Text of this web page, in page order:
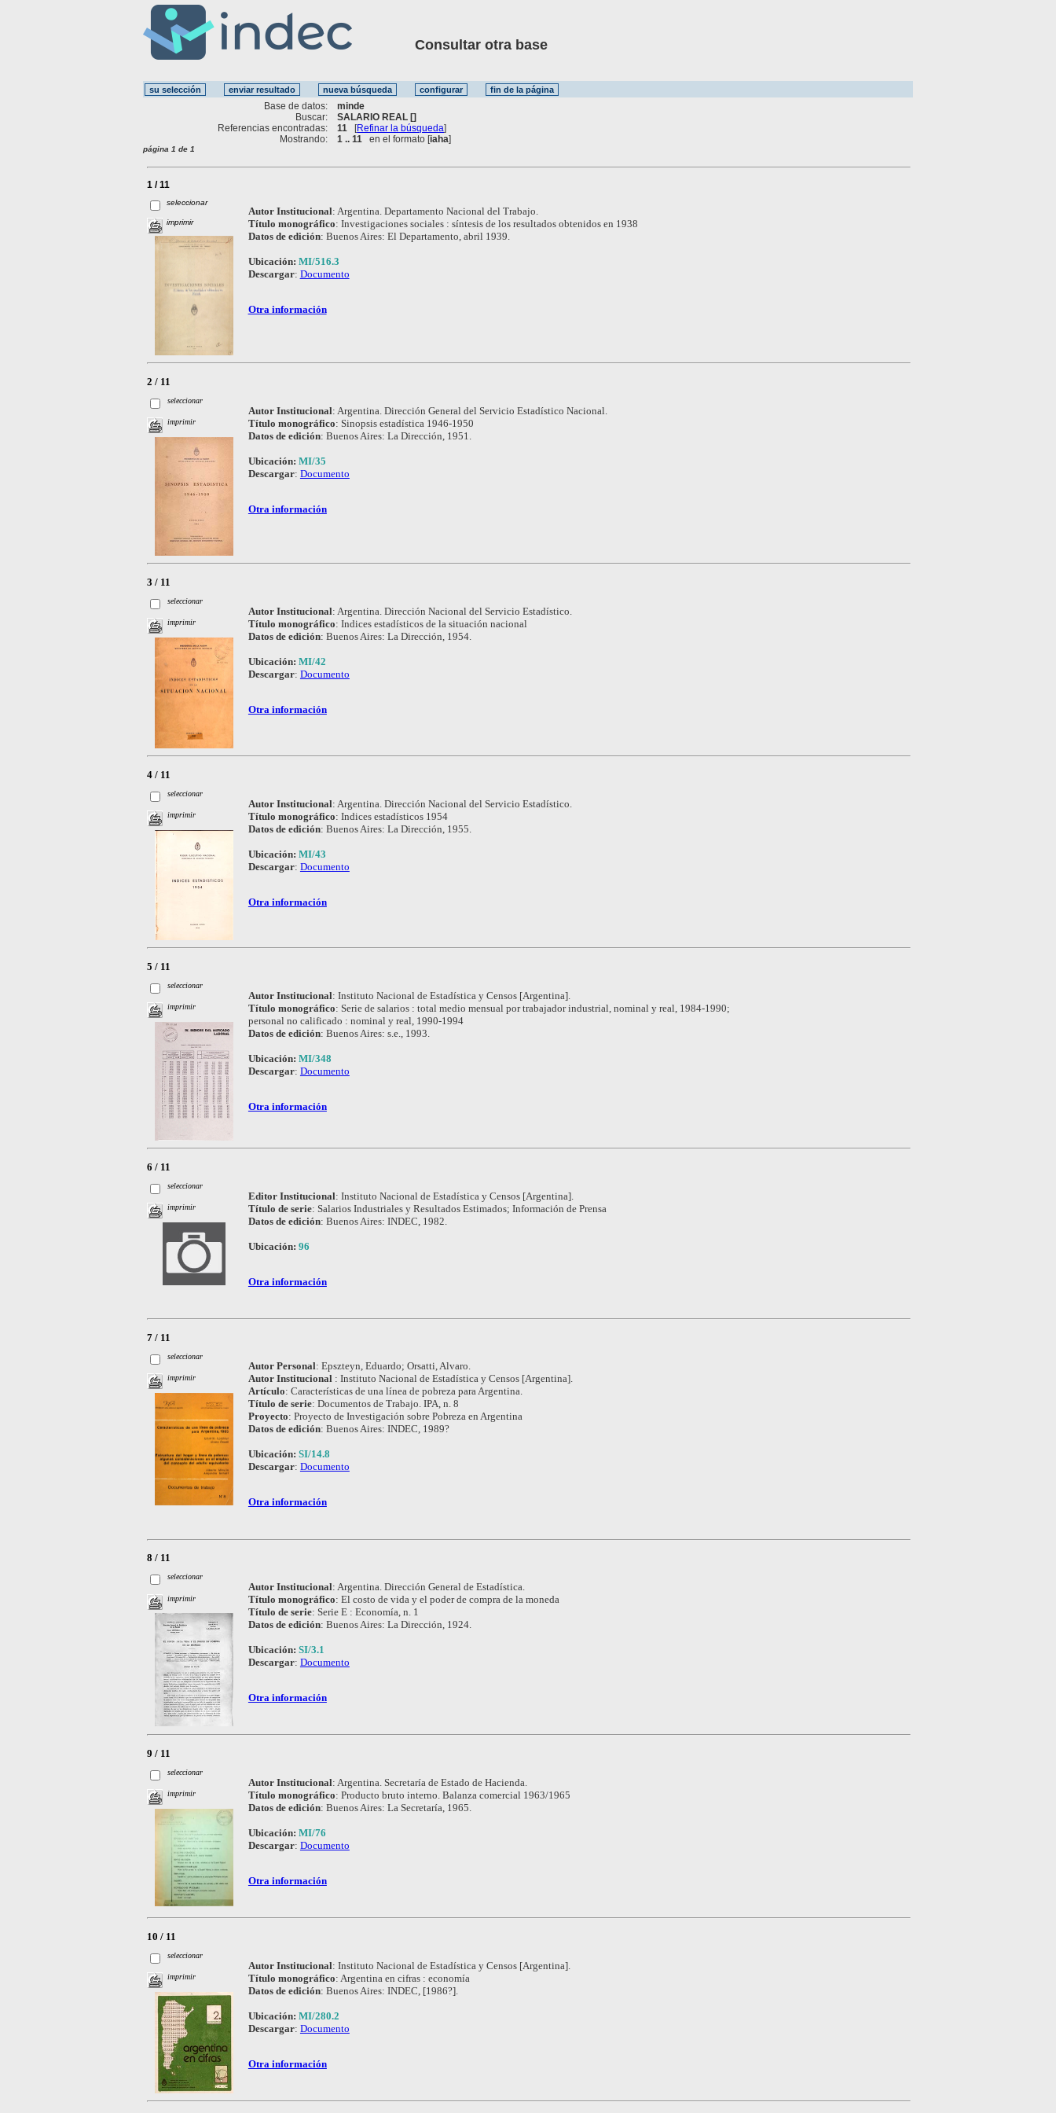
Consultar otra base
Base de datos:
minde
Buscar:
SALARIO REAL []
Referencias encontradas:
11 [Refinar la búsqueda]
Mostrando:
1 .. 11 en el formato [iaha]
página 1 de 1
1 / 11
seleccionar
imprimir
Autor Institucional: Argentina. Departamento Nacional del Trabajo.
Título monográfico: Investigaciones sociales : síntesis de los resultados obtenidos en 1938
Datos de edición: Buenos Aires: El Departamento, abril 1939.
Ubicación: MI/516.3
Descargar: Documento
Otra información
2 / 11
seleccionar
imprimir
Autor Institucional: Argentina. Dirección General del Servicio Estadístico Nacional.
Título monográfico: Sinopsis estadística 1946-1950
Datos de edición: Buenos Aires: La Dirección, 1951.
Ubicación: MI/35
Descargar: Documento
Otra información
3 / 11
seleccionar
imprimir
Autor Institucional: Argentina. Dirección Nacional del Servicio Estadístico.
Título monográfico: Indices estadísticos de la situación nacional
Datos de edición: Buenos Aires: La Dirección, 1954.
Ubicación: MI/42
Descargar: Documento
Otra información
4 / 11
seleccionar
imprimir
Autor Institucional: Argentina. Dirección Nacional del Servicio Estadístico.
Título monográfico: Indices estadísticos 1954
Datos de edición: Buenos Aires: La Dirección, 1955.
Ubicación: MI/43
Descargar: Documento
Otra información
5 / 11
seleccionar
imprimir
Autor Institucional: Instituto Nacional de Estadística y Censos [Argentina].
Título monográfico: Serie de salarios : total medio mensual por trabajador industrial, nominal y real, 1984-1990;
personal no calificado : nominal y real, 1990-1994
Datos de edición: Buenos Aires: s.e., 1993.
Ubicación: MI/348
Descargar: Documento
Otra información
6 / 11
seleccionar
imprimir
Editor Institucional: Instituto Nacional de Estadística y Censos [Argentina].
Título de serie: Salarios Industriales y Resultados Estimados; Información de Prensa
Datos de edición: Buenos Aires: INDEC, 1982.
Ubicación: 96
Otra información
7 / 11
seleccionar
imprimir
Autor Personal: Epszteyn, Eduardo; Orsatti, Alvaro.
Autor Institucional : Instituto Nacional de Estadística y Censos [Argentina].
Artículo: Características de una línea de pobreza para Argentina.
Título de serie: Documentos de Trabajo. IPA, n. 8
Proyecto: Proyecto de Investigación sobre Pobreza en Argentina
Datos de edición: Buenos Aires: INDEC, 1989?
Ubicación: SI/14.8
Descargar: Documento
Otra información
8 / 11
seleccionar
imprimir
Autor Institucional: Argentina. Dirección General de Estadística.
Título monográfico: El costo de vida y el poder de compra de la moneda
Título de serie: Serie E : Economía, n. 1
Datos de edición: Buenos Aires: La Dirección, 1924.
Ubicación: SI/3.1
Descargar: Documento
Otra información
9 / 11
seleccionar
imprimir
Autor Institucional: Argentina. Secretaría de Estado de Hacienda.
Título monográfico: Producto bruto interno. Balanza comercial 1963/1965
Datos de edición: Buenos Aires: La Secretaría, 1965.
Ubicación: MI/76
Descargar: Documento
Otra información
10 / 11
seleccionar
imprimir
Autor Institucional: Instituto Nacional de Estadística y Censos [Argentina].
Título monográfico: Argentina en cifras : economía
Datos de edición: Buenos Aires: INDEC, [1986?].
Ubicación: MI/280.2
Descargar: Documento
Otra información